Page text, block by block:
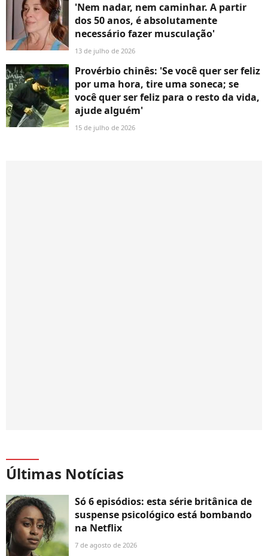
'Nem nadar, nem caminhar. A partir
dos 50 anos, é absolutamente
necessário fazer musculação'
13 de julho de 2026
Provérbio chinês: 'Se você quer ser feliz
por uma hora, tire uma soneca; se
você quer ser feliz para o resto da vida,
ajude alguém'
15 de julho de 2026
Últimas Notícias
Só 6 episódios: esta série britânica de
suspense psicológico está bombando
na Netflix
7 de agosto de 2026